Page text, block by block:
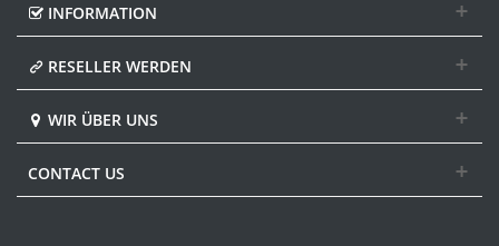
INFORMATION
RESELLER WERDEN
WIR ÜBER UNS
CONTACT US